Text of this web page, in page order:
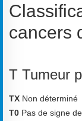
cancers
T Tumeur
TX Non déterminé
T0 Pas de signe